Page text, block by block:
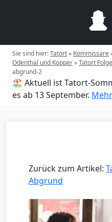
Sie sind hier:Tatort» Kommissare
Odenthal und Kopper»Tatort
abgrund-2
🏖️ Aktuell ist Tatort-
es ab 13 September.
Zurück zum Artikel:
Abgrund